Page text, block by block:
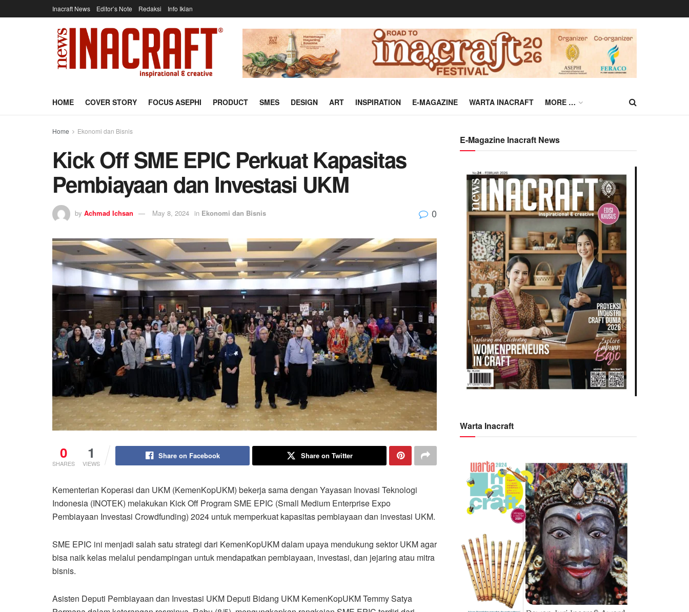
Inacraft News Editor’s Note Redaksi Info Iklan
HOME COVER STORY FOCUS ASEPHI PRODUCT SMES DESIGN ART INSPIRATION E-MAGAZINE WARTA INACRAFT MORE …
Home Ekonomi dan Bisnis
Kick Off SME EPIC Perkuat Kapasitas
Pembiayaan dan Investasi UKM
by Achmad Ichsan May 8, 2024 in Ekonomi dan Bisnis 0
0
SHARES
1
VIEWS
Share on Facebook Share on Twitter
Kementerian Koperasi dan UKM (KemenKopUKM) bekerja sama dengan Yayasan Inovasi Teknologi
Indonesia (INOTEK) melakukan Kick Off Program SME EPIC (Small Medium Enterprise Expo
Pembiayaan Investasi Crowdfunding) 2024 untuk memperkuat kapasitas pembiayaan dan investasi UKM.
SME EPIC ini menjadi salah satu strategi dari KemenKopUKM dalam upaya mendukung sektor UKM agar
bisa naik kelas melalui pendampingan untuk mendapatkan pembiayaan, investasi, dan jejaring atau mitra
bisnis.
Asisten Deputi Pembiayaan dan Investasi UKM Deputi Bidang UKM KemenKopUKM Temmy Satya
E-Magazine Inacraft News
Warta Inacraft